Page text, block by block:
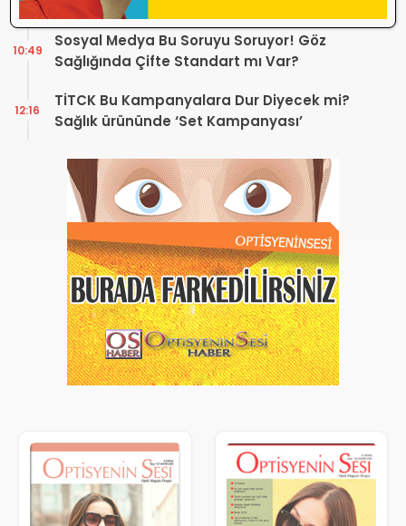
Sosyal Medya Bu Soruyu Soruyor! Göz
Sağlığında Çifte Standart mı Var?
10:49
TİTCK Bu Kampanyalara Dur Diyecek mi?
Sağlık ürününde ‘Set Kampanyası’
12:16